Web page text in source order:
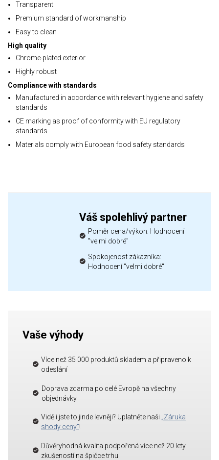
Transparent
Premium standard of workmanship
Easy to clean
High quality
Chrome-plated exterior
Highly robust
Compliance with standards
Manufactured in accordance with relevant hygiene and safety
standards
CE marking as proof of conformity with EU regulatory
standards
Materials comply with European food safety standards
Váš spolehlivý partner
Poměr cena/výkon: Hodnocení
"velmi dobré"
Spokojenost zákazníka:
Hodnocení "velmi dobré"
Vaše výhody
Více než 35 000 produktů skladem a připraveno k
odeslání
Doprava zdarma po celé Evropě na všechny
objednávky
Viděli jste to jinde levněji? Uplatněte naši „Záruka
shody ceny“!
Důvěryhodná kvalita podpořená více než 20 lety
zkušeností na špičce trhu